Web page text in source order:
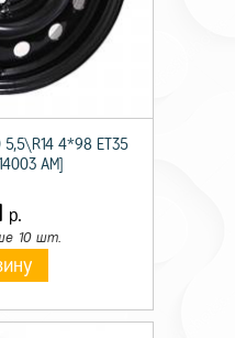
5,5\R14 4*98 ET35
AM]
р.
10 шт.